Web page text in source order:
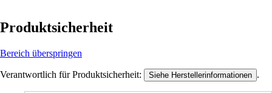
Produktsicherheit
Bereich überspringen
Verantwortlich für Produktsicherheit: Siehe Herstellerinformationen .